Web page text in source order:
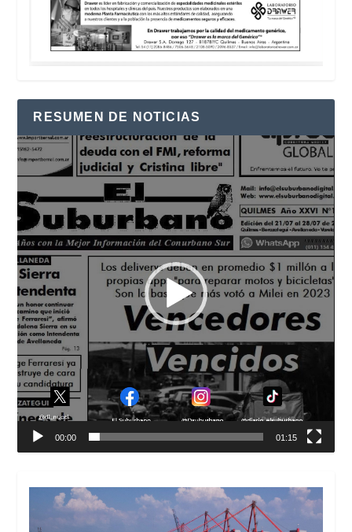
RESUMEN DE NOTICIAS
Reproductor
de
vídeo
00:00 01:15